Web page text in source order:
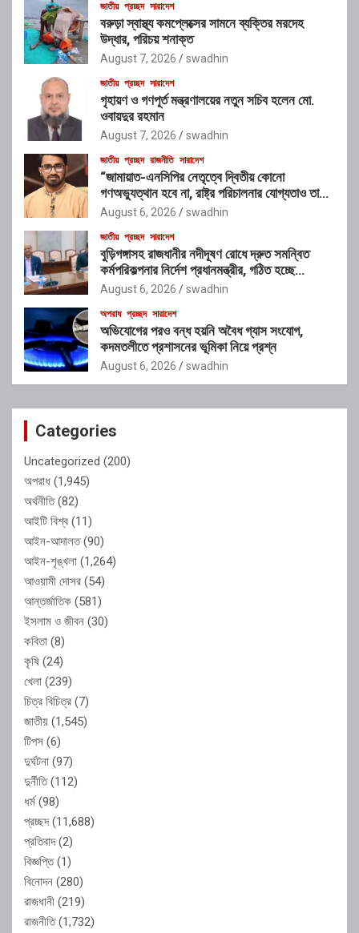
জাতীয় প্রচ্ছদ সারাদেশ
বরুড়া স্বাস্থ্য কমপ্লেক্সের সামনে ব্যক্তির মরদেহ
উদ্ধার, পরিচয় শনাক্ত
August 7, 2026 swadhin
জাতীয় প্রচ্ছদ সারাদেশ
গৃহায়ণ ও গণপূর্ত মন্ত্রণালয়ের নতুন সচিব হলেন মো.
ওবায়দুর রহমান
August 7, 2026 swadhin
জাতীয় প্রচ্ছদ রাজনীতি সারাদেশ
“জামায়াত-এনসিপির নেতৃত্বে দ্বিতীয় কোনো
গণঅভ্যুত্থান হবে না, রাষ্ট্র পরিচালনার যোগ্যতাও তাদের
নেই”: রাশেদ খাঁনের
August 6, 2026 swadhin
জাতীয় প্রচ্ছদ সারাদেশ
বুড়িগঙ্গাসহ রাজধানীর নদীদূষণ রোধে দ্রুত সমন্বিত
কর্মপরিকল্পনার নির্দেশ প্রধানমন্ত্রীর, গঠিত হচ্ছে
আন্তঃসংস্থা সমন্বয় কমিটি
August 6, 2026 swadhin
অপরাধ প্রচ্ছদ সারাদেশ
অভিযোগের পরও বন্ধ হয়নি অবৈধ গ্যাস সংযোগ,
কদমতলীতে প্রশাসনের ভূমিকা নিয়ে প্রশ্ন
August 6, 2026 swadhin
Categories
Uncategorized (200)
অপরাধ (1,945)
অর্থনীতি(82)
আইটি বিশ্ব (11)
আইন-আদালত(90)
আইন-শৃঙ্খলা (1,264)
আওয়ামী দোসর (54)
আন্তর্জাতিক (581)
ইসলাম ও জীবন (30)
কবিতা (8)
কৃষি (24)
খেলা (239)
চিত্র বিচিত্র (7)
জাতীয় (1,545)
টিপস (6)
দুর্ঘটনা (97)
দুর্নীতি(112)
ধর্ম(98)
প্রচ্ছদ(11,688)
প্রতিবাদ(2)
বিজ্ঞপ্তি(1)
বিনোদন (280)
রাজধানী (219)
রাজনীতি(1,732)